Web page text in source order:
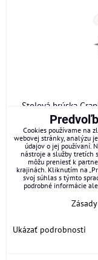
Stolová brúska
120 €
147,60 € s DPH
ks DO
Priemyselný
Cookies používame na
webovej stránky, analýzu
údajov o jej používaní.
nástroje a služby tretích
môžu preniesť k
krajinách. Kliknutím na
svoj súhlas s týmto
podrobné informácie
Ukázať podrobnosti